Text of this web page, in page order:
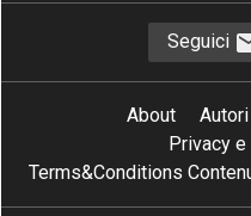
Seguici
About Autori
Privacy
Terms&Conditions